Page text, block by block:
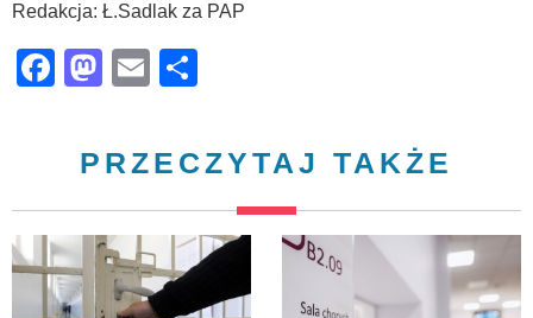
Redakcja: Ł.Sadlak za PAP
Facebook
Mastodon
Email
PRZECZYTAJ TAKŻE